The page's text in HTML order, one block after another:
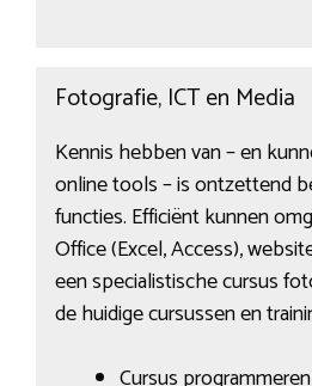
Fotografie, ICT en Media
Kennis hebben van – en
online tools – is ontzettend
functies. Efficiënt kunnen
Office (Excel, Access),
een specialistische cursus
de huidige cursussen en